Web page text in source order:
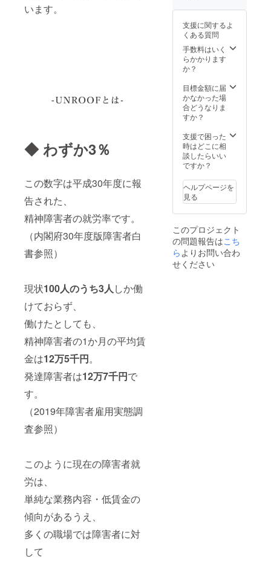
います。
◆ わずか3％
この数字は平成30年度に報
告された、
精神障害者の就労率です。
（内閣府30年度版障害者白
書参照）
現状100人のうち3人しか働
けておらず、
働けたとしても、
精神障害者の1か月の平均賃
金は12万5千円。
発達障害者は12万7千円で
す。
（2019年障害者雇用実態調
査参照）
このように現在の障害者就
労は、
単純な業務内容・低賃金の
傾向があるうえ、
多くの職場では障害者に対
して
いま
す。
ご了承
くださ
い。 ※
革には
いた傷
やシ
ワ・血
などが
見られ
ます。
これ
らは身
体の部
体差に
より、
一つ一
つが表
情が異
なりま
す。
が、
生産、
配送状
況によ
り遅れ
る可能
す。 ※
商品の
仕様、
しまし
ては一
部変更
になる
もござ
す。
ご了承
くださ
い。 ※
革には
牛が
持って
※2019
年7月末
から8月
にかけ
て順次
お届け
が、
生産、
配送状
る可能
性もご
ざいま
す。 ※
仕様、
デザイ
ンに関
しまし
部変更
になる
可能性
もござ
UNROO
Fの商品
を手に
取って
いただ
きなが
お話す
る機会
を得ら
ていま
すので
どうぞ
よろし
いいた
しま
す！！
※時期や
ど詳細
はメー
ルにて
調整さ
せてい
ビジネ
ご希望
のテー
マに
沿っ
て、全
でも講
演をさ
せてい
ただき
（講演
という
形式で
なくて
ありま
せんの
でご相
談させ
さい）
（恐れ
入りま
すが交
通費・
支援に関するよ
くある質問
手数料はいく
らかかります
か？
目標金額に届
かなかった場
合どうなりま
すか？
支援で困った
時はどこに相
談したらいい
ですか？
ヘルプページを
見る
このプロジェクト
の問題報告はこち
らよりお問い合わ
せください